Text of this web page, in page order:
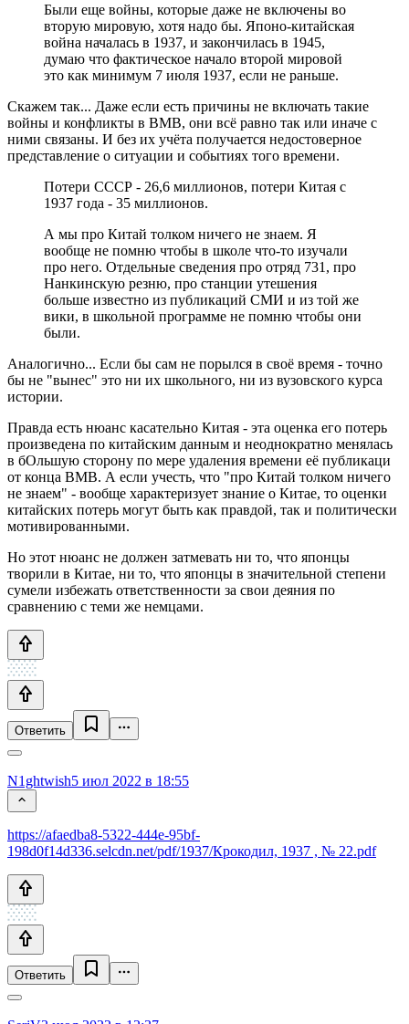
Были еще войны, которые даже не включены во
вторую мировую, хотя надо бы. Японо-китайская
война началась в 1937, и закончилась в 1945,
думаю что фактическое начало второй мировой
это как минимум 7 июля 1937, если не раньше.
Скажем так... Даже если есть причины не включать такие
войны и конфликты в ВМВ, они всё равно так или иначе с
ними связаны. И без их учёта получается недостоверное
представление о ситуации и событиях того времени.
Потери СССР - 26,6 миллионов, потери Китая с
1937 года - 35 миллионов.
А мы про Китай толком ничего не знаем. Я
вообще не помню чтобы в школе что-то изучали
про него. Отдельные сведения про отряд 731, про
Нанкинскую резню, про станции утешения
больше известно из публикаций СМИ и из той же
вики, в школьной программе не помню чтобы они
были.
Аналогично... Если бы сам не порылся в своё время - точно
бы не "вынес" это ни их школьного, ни из вузовского курса
истории.
Правда есть нюанс касательно Китая - эта оценка его потерь
произведена по китайским данным и неоднократно менялась
в бОльшую сторону по мере удаления времени её публикаци
от конца ВМВ. А если учесть, что "про Китай толком ничего
не знаем" - вообще характеризует знание о Китае, то оценки
китайских потерь могут быть как правдой, так и политически
мотивированными.
Но этот нюанс не должен затмевать ни то, что японцы
творили в Китае, ни то, что японцы в значительной степени
сумели избежать ответственности за свои деяния по
сравнению с теми же немцами.
Ответить
N1ghtwish5 июл 2022 в 18:55
https://afaedba8-5322-444e-95bf-
198d0f14d336.selcdn.net/pdf/1937/Крокодил, 1937 , № 22.pdf
Ответить